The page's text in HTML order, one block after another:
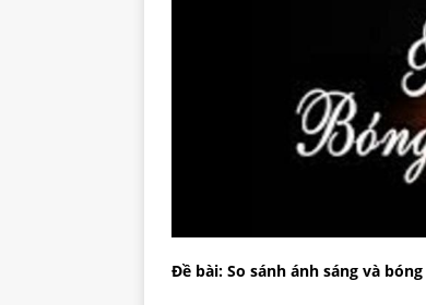
Đề bài: So sánh ánh sáng và